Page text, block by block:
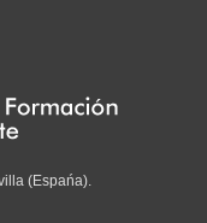
(Espańa).